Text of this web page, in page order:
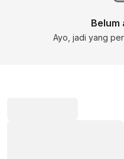
Belum
Ayo, jadi yang